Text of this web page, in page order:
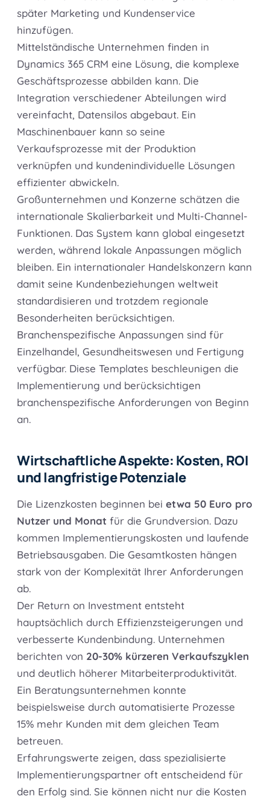
später Marketing und Kundenservice
hinzufügen.
Mittelständische Unternehmen finden in
Dynamics 365 CRM eine Lösung, die komplexe
Geschäftsprozesse abbilden kann. Die
Integration verschiedener Abteilungen wird
vereinfacht, Datensilos abgebaut. Ein
Maschinenbauer kann so seine
Verkaufsprozesse mit der Produktion
verknüpfen und kundenindividuelle Lösungen
effizienter abwickeln.
Großunternehmen und Konzerne schätzen die
internationale Skalierbarkeit und Multi-Channel-
Funktionen. Das System kann global eingesetzt
werden, während lokale Anpassungen möglich
bleiben. Ein internationaler Handelskonzern kann
damit seine Kundenbeziehungen weltweit
standardisieren und trotzdem regionale
Besonderheiten berücksichtigen.
Branchenspezifische Anpassungen sind für
Einzelhandel, Gesundheitswesen und Fertigung
verfügbar. Diese Templates beschleunigen die
Implementierung und berücksichtigen
branchenspezifische Anforderungen von Beginn
an.
Wirtschaftliche Aspekte: Kosten, ROI
und langfristige Potenziale
Die Lizenzkosten beginnen bei etwa 50 Euro pro
Nutzer und Monat für die Grundversion. Dazu
kommen Implementierungskosten und laufende
Betriebsausgaben. Die Gesamtkosten hängen
stark von der Komplexität Ihrer Anforderungen
ab.
Der Return on Investment entsteht
hauptsächlich durch Effizienzsteigerungen und
verbesserte Kundenbindung. Unternehmen
berichten von 20-30% kürzeren Verkaufszyklen
und deutlich höherer Mitarbeiterproduktivität.
Ein Beratungsunternehmen konnte
beispielsweise durch automatisierte Prozesse
15% mehr Kunden mit dem gleichen Team
betreuen.
Erfahrungswerte zeigen, dass spezialisierte
Implementierungspartner oft entscheidend für
den Erfolg sind. Sie können nicht nur die Kosten